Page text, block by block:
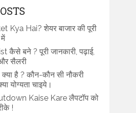
Kya Hai? शेयर बाजार की पूरी
में
कैसे बने ? पूरी जानकारी, पढ़ाई,
सैलरी
है ? कौन-कौन सी नौकरी
योग्यता चाइये।
Kaise Kare लैपटॉप को
!